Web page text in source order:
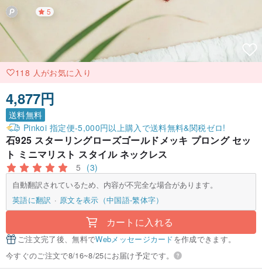
5
118 人がお気に入り
4,877円
送料無料
Pinkoi 指定便-5,000円以上購入で送料無料&関税ゼロ!
石925 スターリングローズゴールドメッキ プロング セッ
ト ミニマリスト スタイル ネックレス
5 (3)
自動翻訳されているため、内容が不完全な場合があります。
英語に翻訳
原文を表示（中国語-繁体字）
カートに入れる
ご注文完了後、無料でWebメッセージカードを作成できます。
今すぐのご注文で8/16~8/25にお届け予定です。